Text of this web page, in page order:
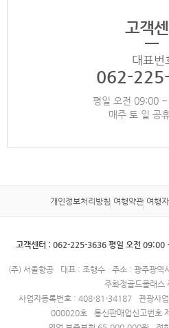
고객
대표번
062-
평일 오전 09:00
매주 토 일 공
개인정보처리방침 여행약관 여행
고객센터 : 062-225-3636 평일 오전 09:00
(주) 서울항공 대표 : 조행수
주소 : 광주광역
주화정골드클래스
사업자등록번호 : 408-81-34187
관광사
000020호
통신판매업신고번호